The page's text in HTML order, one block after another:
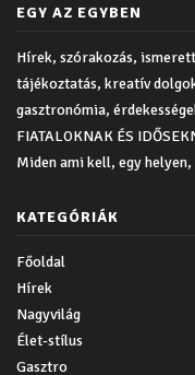
EGY AZ EGYBEN
Hírek, szórakozás,
tájékoztatás, kreatív
gasztronómia,
FIATALOKNAK ÉS
Miden ami kell, egy helyen,
KATEGÓRIÁK
Főoldal
Hírek
Nagyvilág
Élet-stílus
Gasztro